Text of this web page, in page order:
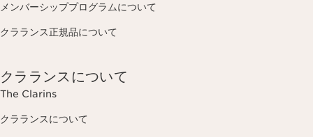
メンバーシッププログラムについて
クラランス正規品について
クラランスについて
The Clarins
クラランスについて